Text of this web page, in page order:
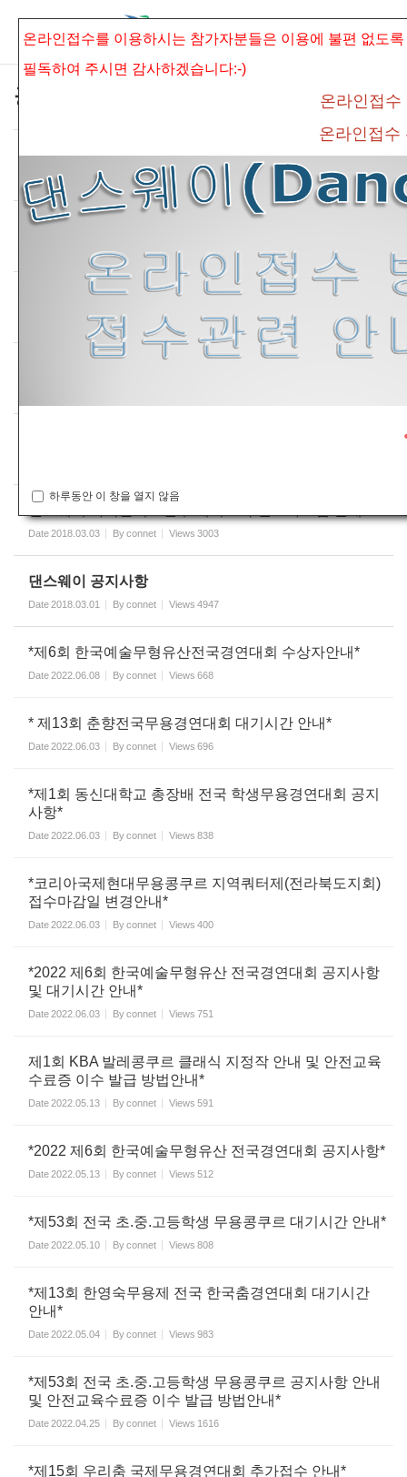
공지사항
*안전교육수료증 제출방법 안내*
Date2024.03.08 admin Views 2448
*온라인 접수방법 및 접수관련 안내 공지*
By Views
*필독* 온라인접수 관련안내 공지
2019.03.01 By 12601
Date2018.03.03 Byconnet Views 3003
댄스웨이 공지사항
Date2018.03.01 Byconnet Views 4947
*제6회 한국예술무형유산전국경연대회 수상자안내*
Date2022.06.08 Byconnet Views 668
* 제13회 춘향전국무용경연대회 대기시간 안내*
Date2022.06.03 Byconnet Views 696
*제1회 동신대학교 총장배 전국 학생무용경연대회 공지
사항*
Date2022.06.03 Byconnet Views 838
*코리아국제현대무용콩쿠르 지역쿼터제(전라북도지회)
접수마감일 변경안내*
Date2022.06.03 Byconnet Views 400
*2022 제6회 한국예술무형유산 전국경연대회 공지사항
및 대기시간 안내*
Date2022.06.03 Byconnet Views 751
제1회 KBA 발레콩쿠르 클래식 지정작 안내 및 안전교육
수료증 이수 발급 방법안내*
Date2022.05.13 Byconnet Views 591
*2022 제6회 한국예술무형유산 전국경연대회 공지사항*
Date2022.05.13 Byconnet Views 512
*제53회 전국 초.중.고등학생 무용콩쿠르 대기시간 안내*
Date2022.05.10 Byconnet Views 808
*제13회 한영숙무용제 전국 한국춤경연대회 대기시간
안내*
Date2022.05.04 Byconnet Views 983
*제53회 전국 초.중.고등학생 무용콩쿠르 공지사항 안내
및 안전교육수료증 이수 발급 방법안내*
Date2022.04.25 Byconnet Views 1616
*제15회 우리춤 국제무용경연대회 추가접수 안내*
온라인접수를 이용하시는 참가자분들은 이용에 불편 없도록
필독하여 주시면 감사하겠습니다:-)
온라인접수
온라인접
하루동안 이 창을 열지 않음
Sketchbook5, 스케치북5
Sketchbook5, 스케치북5